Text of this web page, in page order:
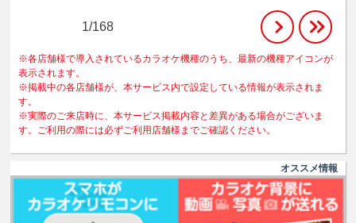
1/168
※各店舗様で導入されているカラオケ機種のうち、最新の機種アイコンが
表示されます。
※掲載中の各店舗様が、本サービス内で設定している情報が表示されま
す。
※実際のご来店時に、本サービス掲載内容と差異がある場合がございま
す。ご利用の際には必ずご利用店舗様までご確認ください。
オススメ情報